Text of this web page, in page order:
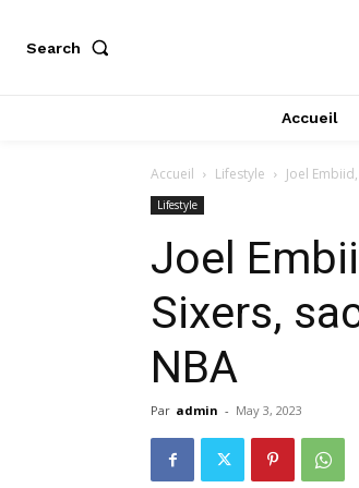
Search
Accueil
Accueil Lifestyle Joel
Lifestyle
Joel
Sixers,
NBA
Par admin - May 3, 2023